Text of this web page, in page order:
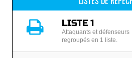
LISTE 1
Attaquants et défenseurs
regroupés en 1 liste.